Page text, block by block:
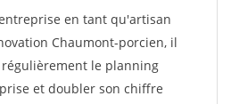
en tant qu'artisan
Chaumont-porcien, il
le planning
et doubler son chiffre